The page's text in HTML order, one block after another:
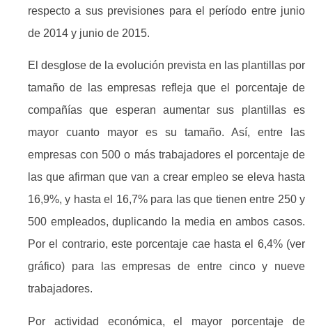
respecto a sus previsiones para el período entre junio
de 2014 y junio de 2015.
El desglose de la evolución prevista en las plantillas por
tamaño de las empresas refleja que el porcentaje de
compañías que esperan aumentar sus plantillas es
mayor cuanto mayor es su tamaño. Así, entre las
empresas con 500 o más trabajadores el porcentaje de
las que afirman que van a crear empleo se eleva hasta
16,9%, y hasta el 16,7% para las que tienen entre 250 y
500 empleados, duplicando la media en ambos casos.
Por el contrario, este porcentaje cae hasta el 6,4% (ver
gráfico) para las empresas de entre cinco y nueve
trabajadores.
Por actividad económica, el mayor porcentaje de